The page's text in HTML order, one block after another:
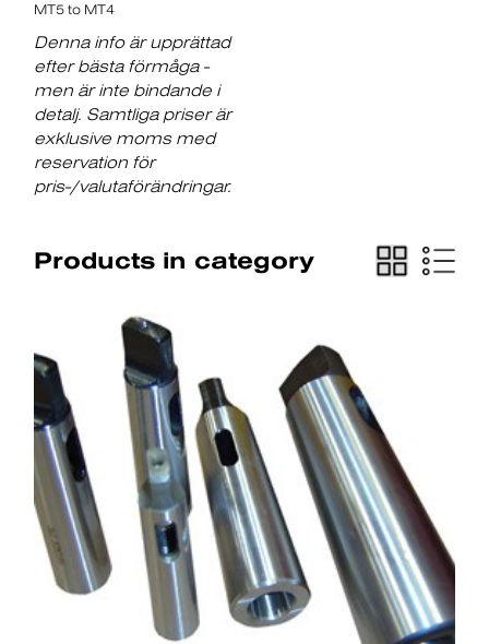
MT5 to MT4
Denna info är upprättad
efter bästa förmåga -
men är inte bindande i
detalj. Samtliga priser är
exklusive moms med
reservation för
pris-/valutaförändringar.
Products in category